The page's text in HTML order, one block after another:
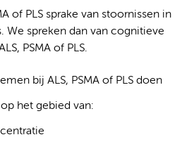
of PLS sprake van stoornissen in
We spreken dan van cognitieve
PSMA of PLS.
bij ALS, PSMA of PLS doen
het gebied van: